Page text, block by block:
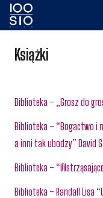
Książki
Biblioteka – „Grosz do
Biblioteka – “Bogactwo i
a inni tak ubodzy” David
Biblioteka –
Biblioteka – Randall Lisa